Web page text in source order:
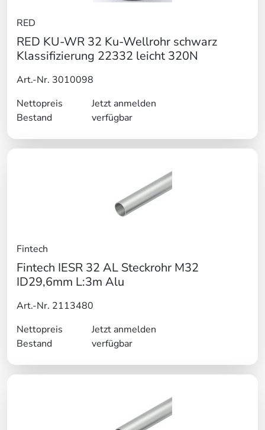
RED
RED KU-WR 32 Ku-Wellrohr schwarz
Klassifizierung 22332 leicht 320N
Art.-Nr. 3010098
Nettopreis
Jetzt anmelden
Bestand
verfügbar
Fintech
Fintech IESR 32 AL Steckrohr M32
ID29,6mm L:3m Alu
Art.-Nr. 2113480
Nettopreis
Jetzt anmelden
Bestand
verfügbar